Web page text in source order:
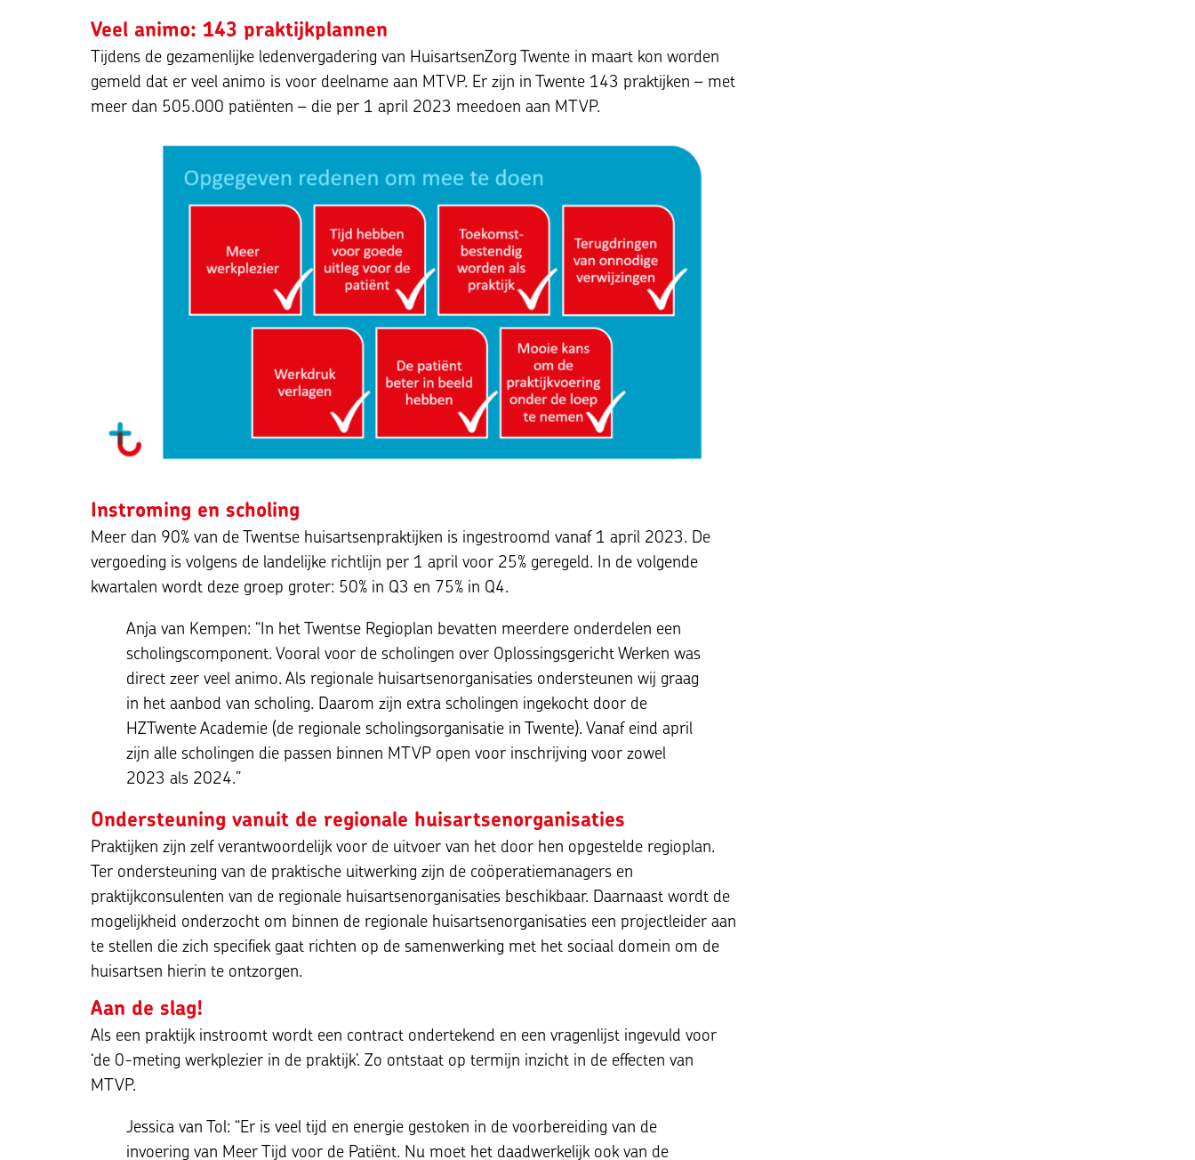
Veel animo: 143 praktijkplannen
Tijdens de gezamenlijke ledenvergadering van HuisartsenZorg Twente in maart kon worden
gemeld dat er veel animo is voor deelname aan MTVP. Er zijn in Twente 143 praktijken – met
meer dan 505.000 patiënten – die per 1 april 2023 meedoen aan MTVP.
Instroming en scholing
Meer dan 90% van de Twentse huisartsenpraktijken is ingestroomd vanaf 1 april 2023. De
vergoeding is volgens de landelijke richtlijn per 1 april voor 25% geregeld. In de volgende
kwartalen wordt deze groep groter: 50% in Q3 en 75% in Q4.
Anja van Kempen: “In het Twentse Regioplan bevatten meerdere onderdelen een
scholingscomponent. Vooral voor de scholingen over Oplossingsgericht Werken was
direct zeer veel animo. Als regionale huisartsenorganisaties ondersteunen wij graag
in het aanbod van scholing. Daarom zijn extra scholingen ingekocht door de
HZTwente Academie (de regionale scholingsorganisatie in Twente). Vanaf eind april
zijn alle scholingen die passen binnen MTVP open voor inschrijving voor zowel
2023 als 2024.”
Ondersteuning vanuit de regionale huisartsenorganisaties
Praktijken zijn zelf verantwoordelijk voor de uitvoer van het door hen opgestelde regioplan.
Ter ondersteuning van de praktische uitwerking zijn de coöperatiemanagers en
praktijkconsulenten van de regionale huisartsenorganisaties beschikbaar. Daarnaast wordt de
mogelijkheid onderzocht om binnen de regionale huisartsenorganisaties een projectleider aan
te stellen die zich specifiek gaat richten op de samenwerking met het sociaal domein om de
huisartsen hierin te ontzorgen.
Aan de slag!
Als een praktijk instroomt wordt een contract ondertekend en een vragenlijst ingevuld voor
‘de 0-meting werkplezier in de praktijk’. Zo ontstaat op termijn inzicht in de effecten van
MTVP.
Jessica van Tol: “Er is veel tijd en energie gestoken in de voorbereiding van de
invoering van Meer Tijd voor de Patiënt. Nu moet het daadwerkelijk ook van de